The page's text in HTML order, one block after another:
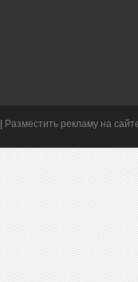
Разместить рекламу на